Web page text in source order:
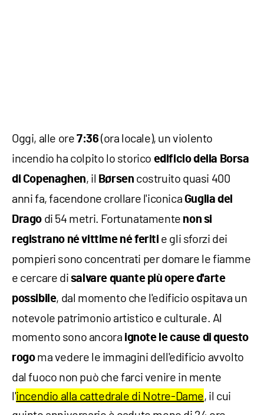
Oggi, alle ore 7:36 (ora locale), un violento
incendio ha colpito lo storico edificio della Borsa
di Copenaghen, il Børsen costruito quasi 400
anni fa, facendone crollare l'iconica Guglia del
Drago di 54 metri. Fortunatamente non si
registrano né vittime né feriti e gli sforzi dei
pompieri sono concentrati per domare le fiamme
e cercare di salvare quante più opere d'arte
possibile, dal momento che l'edificio ospitava un
notevole patrimonio artistico e culturale. Al
momento sono ancora ignote le cause di questo
rogoma vedere le immagini dell'edificio avvolto
dal fuoco non può che farci venire in mente
l'incendio alla cattedrale di Notre-Dame, il cui